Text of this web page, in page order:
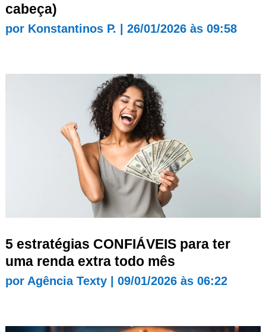
cabeça)
por Konstantinos P. 26/01/2026 às 09:58
5 estratégias CONFIÁVEIS para ter
uma renda extra todo mês
por Agência Texty| 09/01/2026 às 06:22